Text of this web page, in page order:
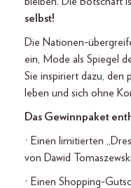
selbst!
Die Nationen-
ein, Mode als Spiegel
Sie inspiriert dazu, den
leben und sich ohne
Das Gewinnpaket
· Einen limitierten
von Dawid
· Einen Shopping-